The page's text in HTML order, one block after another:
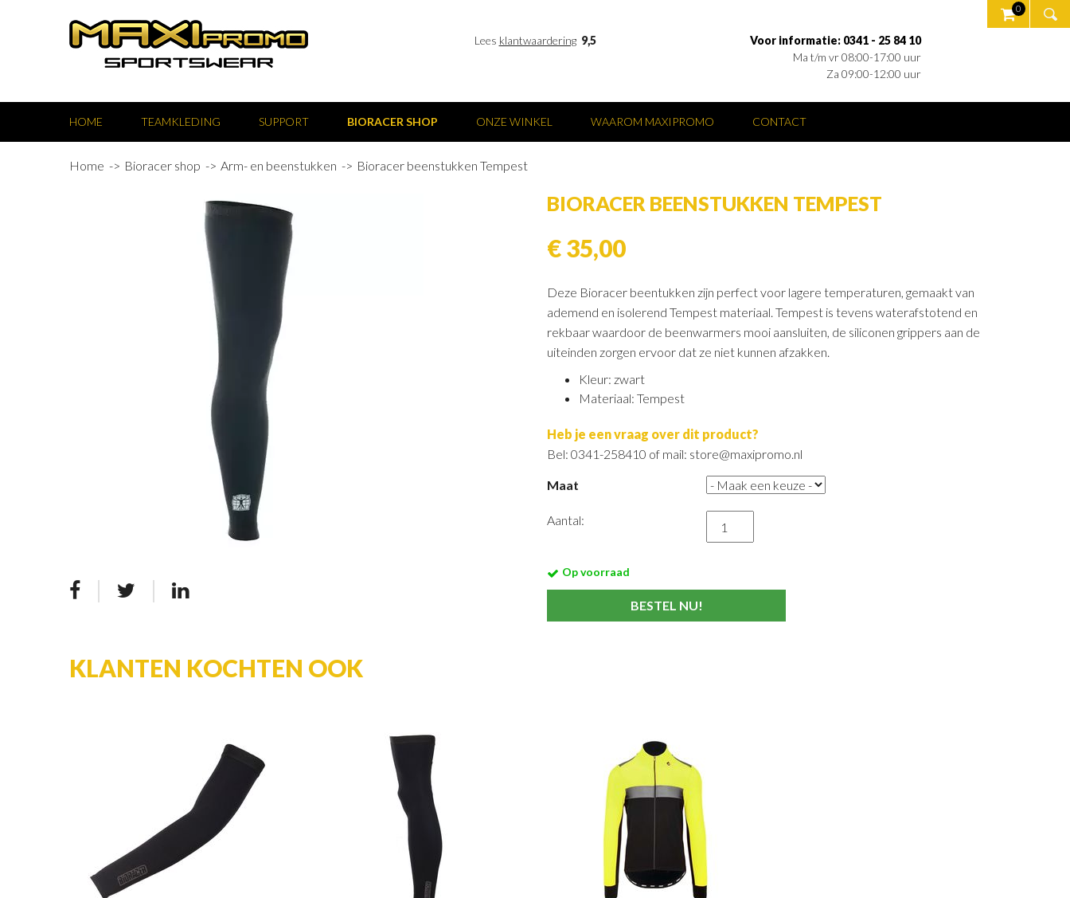
Lees klantwaardering 9,5
Voor informatie: 0341 - 25 84 10
Ma t/m vr 08:00-17:00 uur
Za 09:00-12:00 uur
0
HOME TEAMKLEDING SUPPORT BIORACER SHOP ONZE WINKEL WAAROM MAXIPROMO CONTACT
Home Bioracer shop Arm- en beenstukken Bioracer beenstukken Tempest
BIORACER BEENSTUKKEN TEMPEST
€ 35,00
Deze Bioracer beentukken zijn perfect voor lagere temperaturen, gemaakt van
ademend en isolerend Tempest materiaal. Tempest is tevens waterafstotend en
rekbaar waardoor de beenwarmers mooi aansluiten, de siliconen grippers aan de
uiteinden zorgen ervoor dat ze niet kunnen afzakken.
Kleur: zwart
Materiaal: Tempest
Heb je een vraag over dit product?
Bel: 0341-258410 of mail: store@maxipromo.nl
Maat
Aantal:
Op voorraad
KLANTEN KOCHTEN OOK